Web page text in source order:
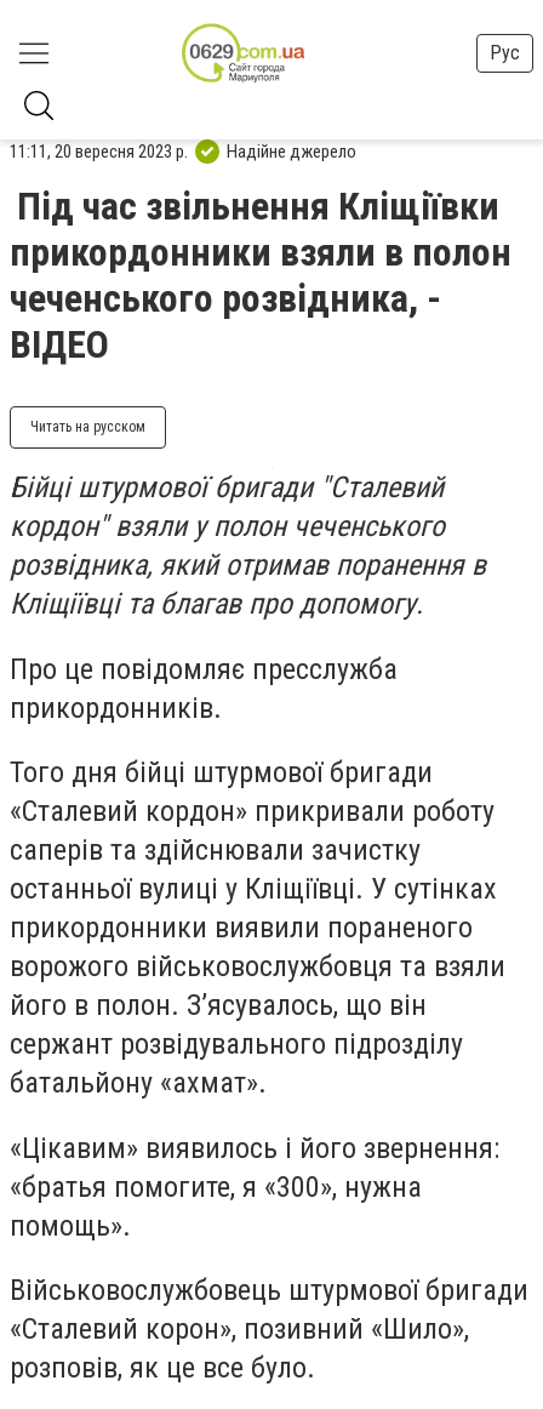
Рус
11:11, 20 вересня 2023 р. Надійне джерело
Під час звільнення Кліщіївки
прикордонники взяли в полон
чеченського розвідника, -
ВІДЕО
Читать на русском
Бійці штурмової бригади "Сталевий
кордон" взяли у полон чеченського
розвідника, який отримав поранення в
Кліщіївці та благав про допомогу.
Про це повідомляє пресслужба
прикордонників.
Того дня бійці штурмової бригади
«Сталевий кордон» прикривали роботу
саперів та здійснювали зачистку
останньої вулиці у Кліщіївці. У сутінках
прикордонники виявили пораненого
ворожого військовослужбовця та взяли
його в полон. З’ясувалось, що він
сержант розвідувального підрозділу
батальйону «ахмат».
«Цікавим» виявилось і його звернення:
«братья помогите, я «300», нужна
помощь».
Військовослужбовець штурмової бригади
«Сталевий корон», позивний «Шило»,
розповів, як це все було.